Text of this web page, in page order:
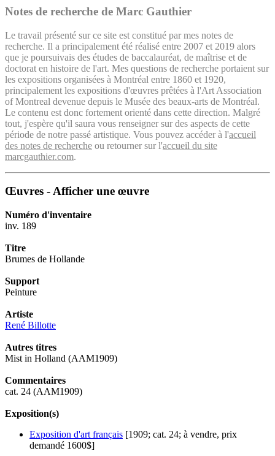
Notes de recherche de Marc Gauthier
Le travail présenté sur ce site est constitué par mes notes de
recherche. Il a principalement été réalisé entre 2007 et 2019 alors
que je poursuivais des études de baccalauréat, de maîtrise et de
doctorat en histoire de l'art. Mes questions de recherche portaient sur
les expositions organisées à Montréal entre 1860 et 1920,
principalement les expositions d'œuvres prêtées à l'Art Association
of Montreal devenue depuis le Musée des beaux-arts de Montréal.
Le contenu est donc fortement orienté dans cette direction. Malgré
tout, j'espère qu'il saura vous renseigner sur des aspects de cette
période de notre passé artistique. Vous pouvez accéder à l'accueil
des notes de recherche ou retourner sur l'accueil du site
marcgauthier.com.
Œuvres - Afficher une œuvre
Numéro d'inventaire
inv. 189
Titre
Brumes de Hollande
Support
Peinture
Artiste
René Billotte
Autres titres
Mist in Holland (AAM1909)
Commentaires
cat. 24 (AAM1909)
Exposition(s)
Exposition d'art français [1909; cat. 24; à vendre, prix
demandé 1600$]